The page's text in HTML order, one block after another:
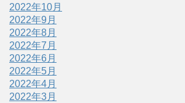
2022年10月
2022年9月
2022年8月
2022年7月
2022年6月
2022年5月
2022年4月
2022年3月